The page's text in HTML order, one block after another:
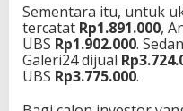
Sementara itu, untuk
tercatat Rp1.891.000,
UBS Rp1.902.000.
Galeri24 dijual
UBS Rp3.775.000.